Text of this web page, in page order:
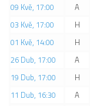
09 Kvě, 17:00
A
03 Kvě, 17:00
H
01 Kvě, 14:00
H
26 Dub, 17:00
A
19 Dub, 17:00
H
11 Dub, 16:30
A